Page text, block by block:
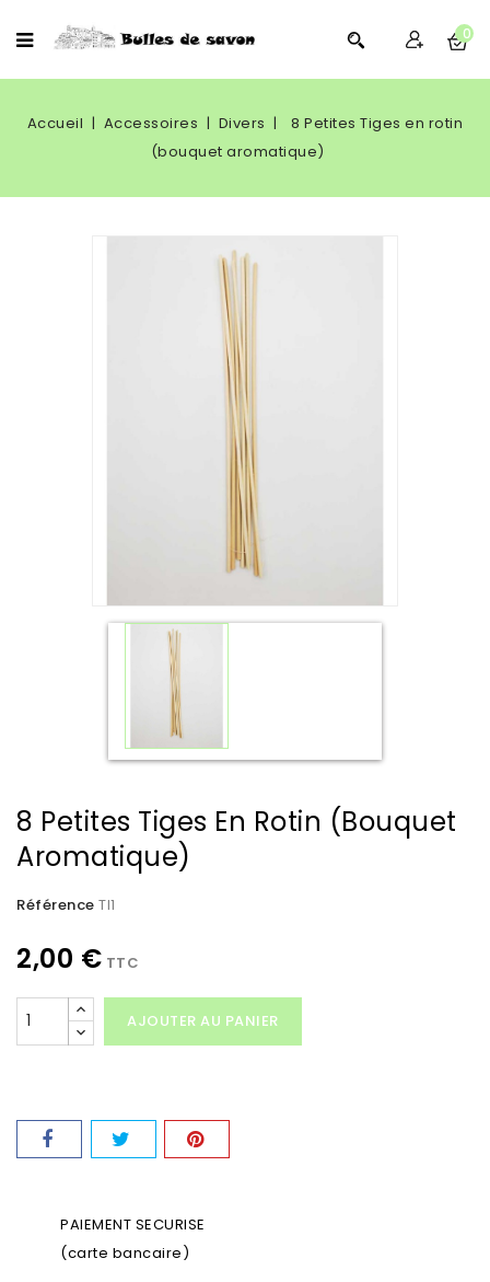
0
Accueil Accessoires Divers
8 Petites Tiges en rotin
(bouquet aromatique)
8 Petites Tiges En Rotin (bouquet
Aromatique)
Référence TI1
2,00 € TTC
AJOUTER AU PANIER
PAIEMENT SECURISE
(carte bancaire)